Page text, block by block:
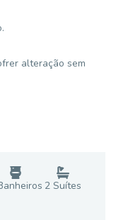
alteração sem
s 2 Suítes